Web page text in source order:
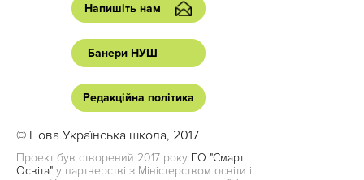
Напишіть нам
Банери НУШ
Редакційна політика
© Нова Українська школа, 2017
Проект був створений 2017 року ГО "Смарт
Освіта" у партнерстві з Міністерством освіти і